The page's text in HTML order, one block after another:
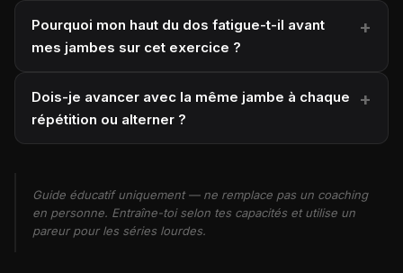
Pourquoi mon haut du dos fatigue-t-il avant
mes jambes sur cet exercice ?
Dois-je avancer avec la même jambe à chaque
répétition ou alterner ?
Guide éducatif uniquement — ne remplace pas un coaching
en personne. Entraîne-toi selon tes capacités et utilise un
pareur pour les séries lourdes.